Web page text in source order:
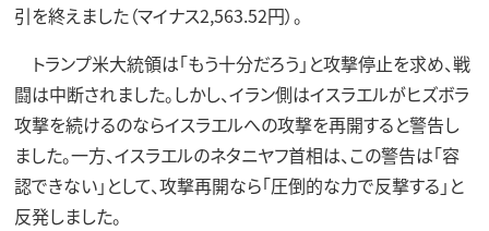
引を終えました（マイナス2,563.52円）。
トランプ米大統領は「もう十分だろう」と攻撃停止を求め、戦
闘は中断されました。しかし、イラン側はイスラエルがヒズボラ
攻撃を続けるのならイスラエルへの攻撃を再開すると警告し
ました。一方、イスラエルのネタニヤフ首相は、この警告は「容
認できない」として、攻撃再開なら「圧倒的な力で反撃する」と
反発しました。